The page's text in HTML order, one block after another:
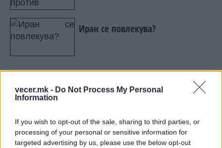
vecer.mk - Do Not Process My Personal
Information
If you wish to opt-out of the sale, sharing to third parties, or
processing of your personal or sensitive information for
targeted advertising by us, please use the below opt-out
Иран се повлекува?
СЕ СПРЕМА МЕТЕОРОЛОШКИ
ХАОС ЗА ЗИМАТА 2026/2027